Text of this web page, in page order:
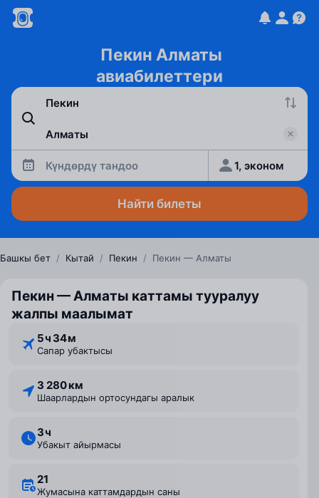
Пекин Алматы
авиабилеттери
Күндөрдү тандоо 1, эконом
Найти билеты
Башкы бет / Кытай / Пекин / Пекин — Алматы
Пекин — Алматы каттамы тууралуу
жалпы маалымат
5 ⁠ч 34 ⁠м
Сапар убактысы
3 280 км
Шаарлардын ортосундагы аралык
3 ⁠ч
Убакыт айырмасы
21
Жумасына каттамдардын саны